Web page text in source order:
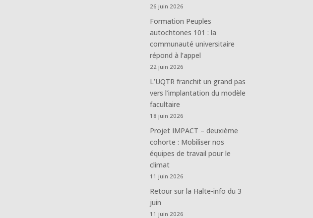
26 juin 2026
Formation Peuples
autochtones 101 : la
communauté universitaire
répond à l’appel
22 juin 2026
L’UQTR franchit un grand pas
vers l’implantation du modèle
facultaire
18 juin 2026
Projet IMPACT – deuxième
cohorte : Mobiliser nos
équipes de travail pour le
climat
11 juin 2026
Retour sur la Halte-info du 3
juin
11 juin 2026